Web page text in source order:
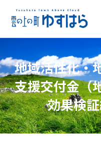
地域活性化・
支援交付金（
効果検